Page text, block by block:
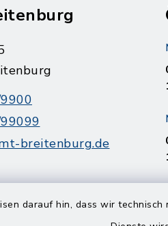
darauf hin, dass wir
breitenburg.de